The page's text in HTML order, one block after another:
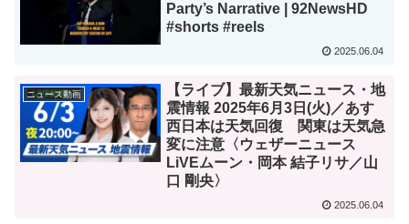
Party’s Narrative | 92NewsHD
#shorts #reels
2025.06.04
ニュース動画
【ライブ】最新天気ニュース・地
震情報 2025年6月3日(火)／あす
西日本は天気回復 関東は天気急
変に注意〈ウェザーニュース
LiVEムーン・岡本 結子リサ／山
口 剛央〉
2025.06.04